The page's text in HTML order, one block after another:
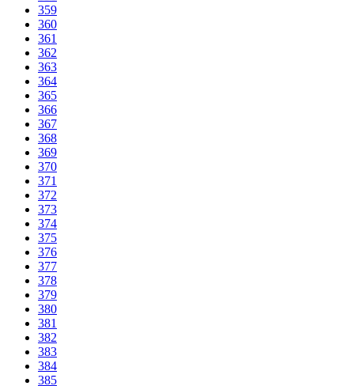
359
360
361
362
363
364
365
366
367
368
369
370
371
372
373
374
375
376
377
378
379
380
381
382
383
384
385